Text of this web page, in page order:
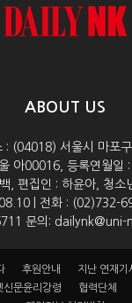
ABOUT US
: (04018) 서울시 마포
아00016, 등록연월일
, 편집인 : 하윤아, 청소
| 전화 : (02)732-
문의:
후원안내 지난 연재기
신문윤리강령 협력단체